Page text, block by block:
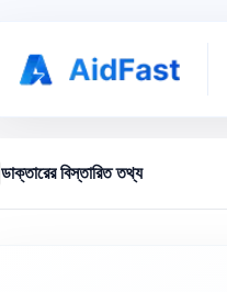
ডাক্তারের বিস্তারিত তথ্য